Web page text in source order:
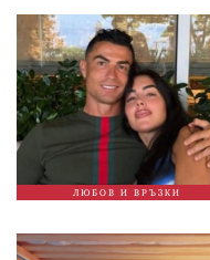
ЛЮБОВ И ВРЪЗКИ